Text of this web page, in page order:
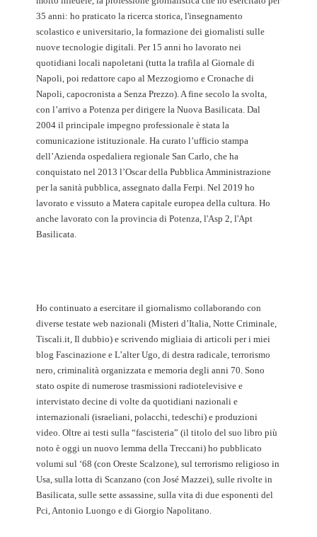
35 anni: ho praticato la ricerca storica, l'insegnamento
scolastico e universitario, la formazione dei giornalisti sulle
nuove tecnologie digitali. Per 15 anni ho lavorato nei
quotidiani locali napoletani (tutta la trafila al Giornale di
Napoli, poi redattore capo al Mezzogiorno e Cronache di
Napoli, capocronista a Senza Prezzo). A fine secolo la svolta,
con l’arrivo a Potenza per dirigere la Nuova Basilicata. Dal
2004 il principale impegno professionale è stata la
comunicazione istituzionale. Ha curato l’ufficio stampa
dell’Azienda ospedaliera regionale San Carlo, che ha
conquistato nel 2013 l’Oscar della Pubblica Amministrazione
per la sanità pubblica, assegnato dalla Ferpi. Nel 2019 ho
lavorato e vissuto a Matera capitale europea della cultura. Ho
anche lavorato con la provincia di Potenza, l'Asp 2, l'Apt
Basilicata.
Ho continuato a esercitare il giornalismo collaborando con
diverse testate web nazionali (Misteri d’Italia, Notte Criminale,
Tiscali.it, Il dubbio) e scrivendo migliaia di articoli per i miei
blog Fascinazione e L’alter Ugo, di destra radicale, terrorismo
nero, criminalità organizzata e memoria degli anni 70. Sono
stato ospite di numerose trasmissioni radiotelevisive e
intervistato decine di volte da quotidiani nazionali e
internazionali (israeliani, polacchi, tedeschi) e produzioni
video. Oltre ai testi sulla “fascisteria” (il titolo del suo libro più
noto è oggi un nuovo lemma della Treccani) ho pubblicato
volumi sul ‘68 (con Oreste Scalzone), sul terrorismo religioso in
Usa, sulla lotta di Scanzano (con José Mazzei), sulle rivolte in
Basilicata, sulle sette assassine, sulla vita di due esponenti del
Pci, Antonio Luongo e di Giorgio Napolitano.